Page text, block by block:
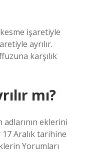
işaretiyle
ayrılır.
karşılık
mı?
eklerini
17 Aralık tarihine
Yorumları